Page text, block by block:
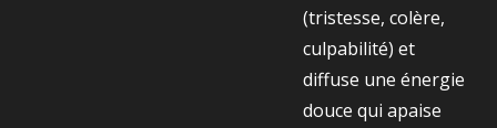
(tristesse, colère,
culpabilité) et
diffuse une énergie
douce qui apaise